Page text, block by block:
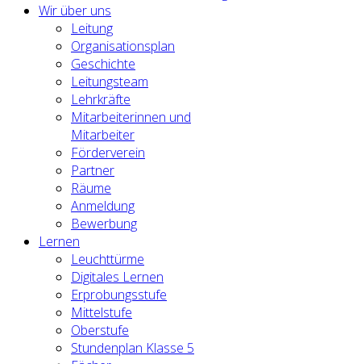
Wir über uns
Leitung
Organisationsplan
Geschichte
Leitungsteam
Lehrkräfte
Mitarbeiterinnen und
Mitarbeiter
Förderverein
Partner
Räume
Anmeldung
Bewerbung
Lernen
Leuchttürme
Digitales Lernen
Erprobungsstufe
Mittelstufe
Oberstufe
Stundenplan Klasse 5